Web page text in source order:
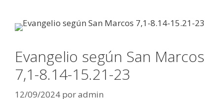
Evangelio según San Marcos
7,1-8.14-15.21-23
12/09/2024 poradmin